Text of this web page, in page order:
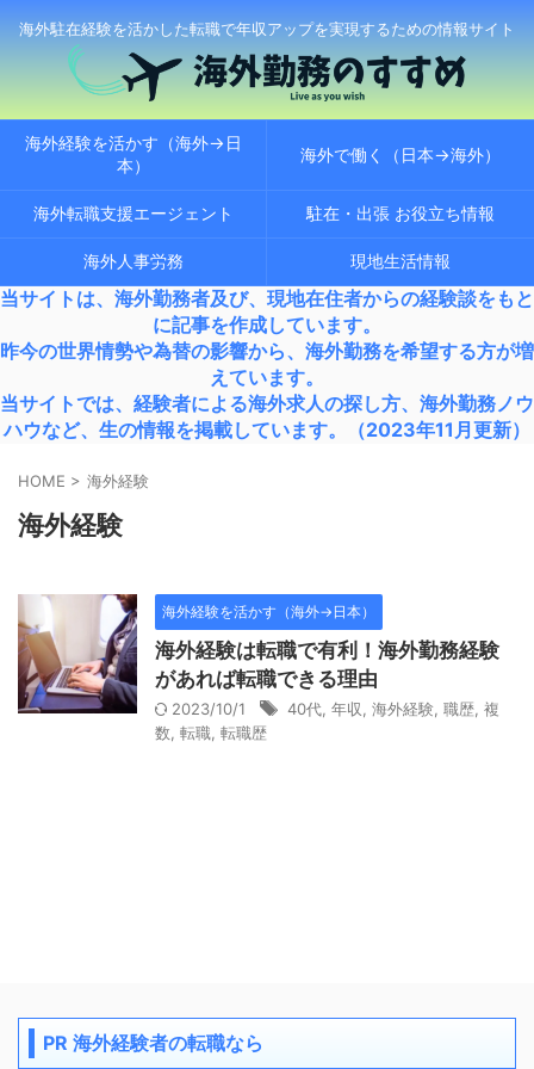
海外駐在経験を活かした転職で年収アップを実現するための情報サイト
海外経験を活かす（海外→日
本）
海外で働く（日本→海外）
海外転職支援エージェント 駐在・出張 お役立ち情報
海外人事労務 現地生活情報
当サイトは、海外勤務者及び、現地在住者からの経験談をもと
に記事を作成しています。
昨今の世界情勢や為替の影響から、海外勤務を希望する方が増
えています。
当サイトでは、経験者による海外求人の探し方、海外勤務ノウ
ハウなど、生の情報を掲載しています。（2023年11月更新）
HOME > 海外経験
海外経験
海外経験を活かす（海外→日本）
海外経験は転職で有利！海外勤務経験
があれば転職できる理由
2023/10/1 40代 年収 海外経験 職歴 複
数 転職 転職歴
PR 海外経験者の転職なら